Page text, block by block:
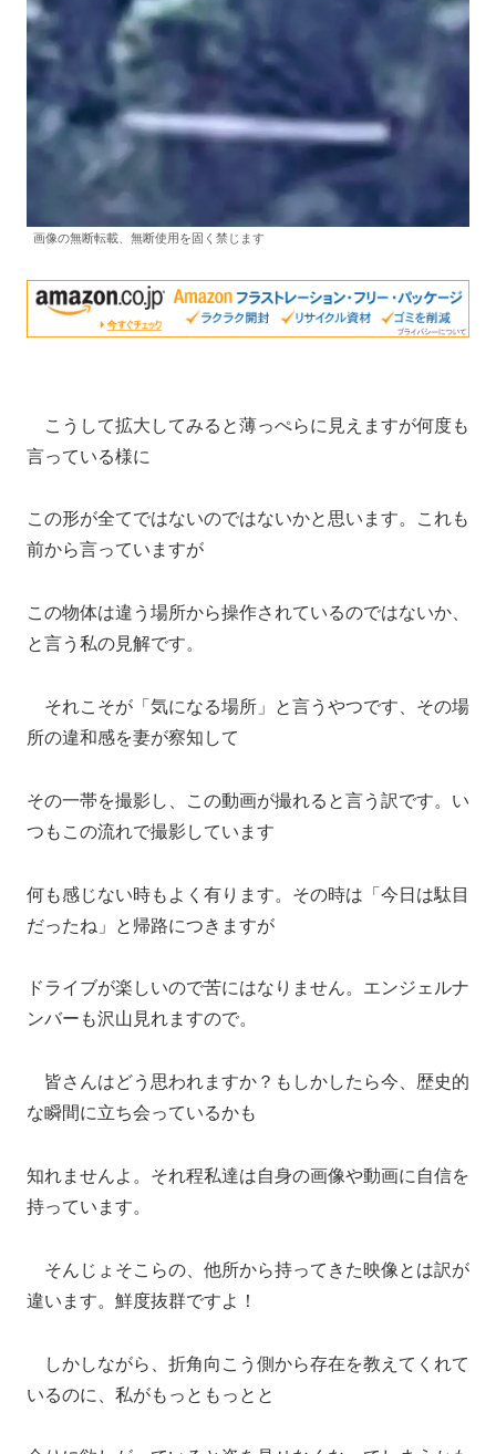
画像の無断転載、無断使用を固く禁じます
こうして拡大してみると薄っぺらに見えますが何度も
言っている様に
この形が全てではないのではないかと思います。これも
前から言っていますが
この物体は違う場所から操作されているのではないか、
と言う私の見解です。
それこそが「気になる場所」と言うやつです、その場
所の違和感を妻が察知して
その一帯を撮影し、この動画が撮れると言う訳です。い
つもこの流れで撮影しています
何も感じない時もよく有ります。その時は「今日は駄目
だったね」と帰路につきますが
ドライブが楽しいので苦にはなりません。エンジェルナ
ンバーも沢山見れますので。
皆さんはどう思われますか？もしかしたら今、歴史的
な瞬間に立ち会っているかも
知れませんよ。それ程私達は自身の画像や動画に自信を
持っています。
そんじょそこらの、他所から持ってきた映像とは訳が
違います。鮮度抜群ですよ！
しかしながら、折角向こう側から存在を教えてくれて
いるのに、私がもっともっとと